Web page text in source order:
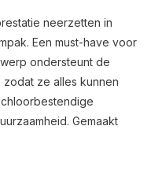
neerzetten in
Een must-have voor
ondersteunt de
ze alles kunnen
Gemaakt